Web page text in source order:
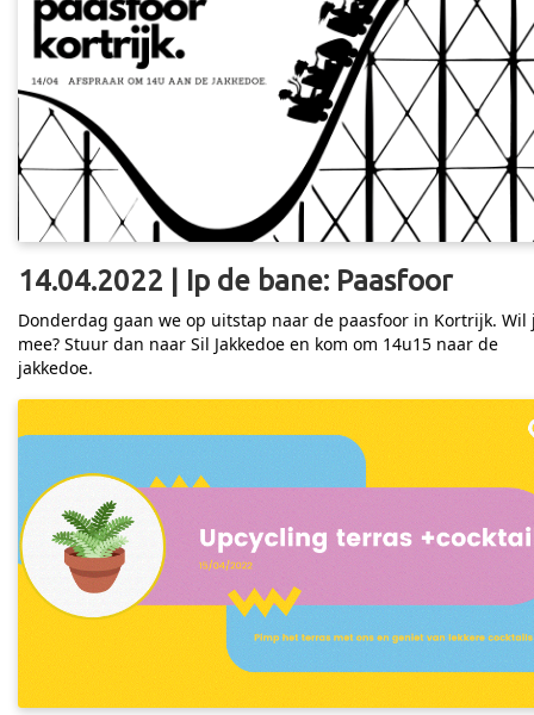
14.04.2022 | Ip de bane: Paasfoor
Donderdag gaan we op uitstap naar de paasfoor in Kortrijk. Wil
mee? Stuur dan naar Sil Jakkedoe en kom om 14u15 naar de
jakkedoe.